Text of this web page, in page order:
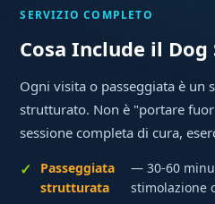
SERVIZIO COMPLETO
Cosa Include il
Ogni visita o passeggiata è un
strutturato. Non è "portare
sessione completa di cura,
Passeggiata
strutturata
— 30-60
stimolazione